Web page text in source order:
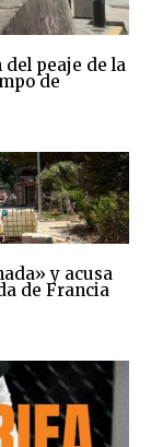
del peaje de la
de
y acusa
de Francia